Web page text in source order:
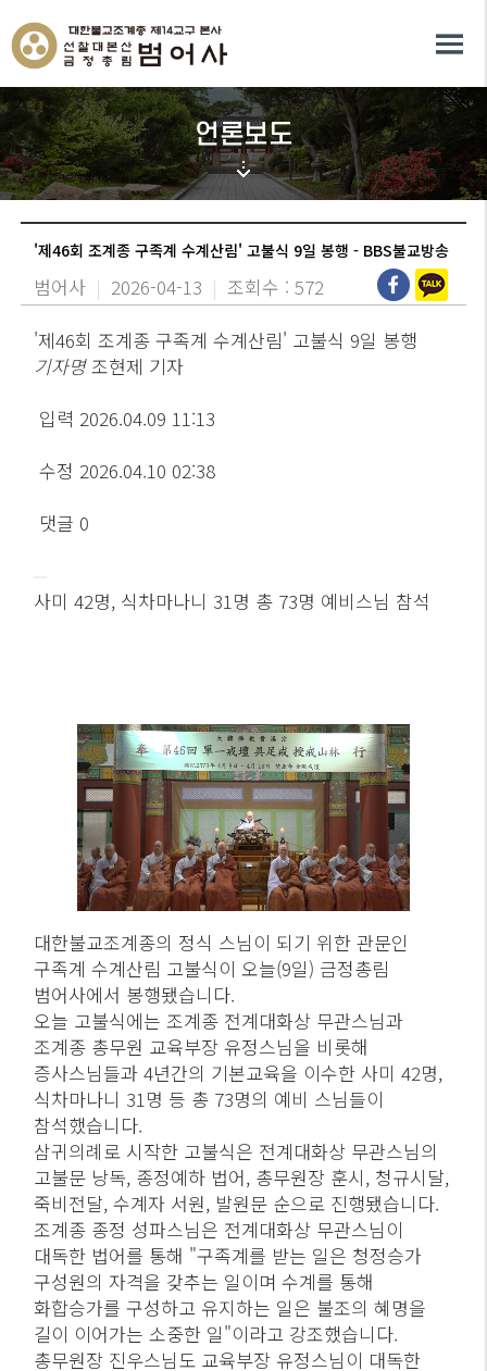
언론보도
'제46회 조계종 구족계 수계산림' 고불식 9일 봉행 - BBS불교방송
범어사 | 2026-04-13 | 조회수 : 572
'제46회 조계종 구족계 수계산림' 고불식 9일 봉행
기자명조현제 기자
입력 2026.04.09 11:13
수정 2026.04.10 02:38
댓글 0
사미 42명, 식차마나니 31명 총 73명 예비스님 참석
대한불교조계종의 정식 스님이 되기 위한 관문인
구족계 수계산림 고불식이 오늘(9일) 금정총림
범어사에서 봉행됐습니다.
오늘 고불식에는 조계종 전계대화상 무관스님과
조계종 총무원 교육부장 유정스님을 비롯해
증사스님들과 4년간의 기본교육을 이수한 사미 42명,
식차마나니 31명 등 총 73명의 예비 스님들이
참석했습니다.
삼귀의례로 시작한 고불식은 전계대화상 무관스님의
고불문 낭독, 종정예하 법어, 총무원장 훈시, 청규시달,
죽비전달, 수계자 서원, 발원문 순으로 진행됐습니다.
조계종 종정 성파스님은 전계대화상 무관스님이
대독한 법어를 통해 "구족계를 받는 일은 청정승가
구성원의 자격을 갖추는 일이며 수계를 통해
화합승가를 구성하고 유지하는 일은 불조의 혜명을
길이 이어가는 소중한 일"이라고 강조했습니다.
총무원장 진우스님도 교육부장 유정스님이 대독한